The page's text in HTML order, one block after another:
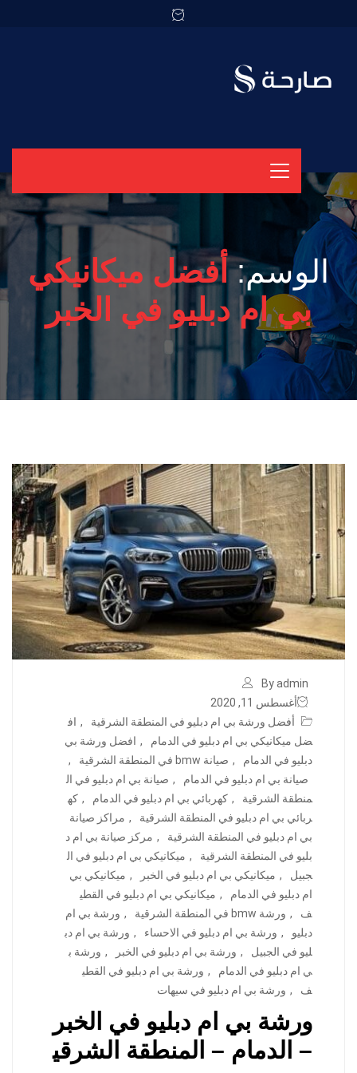
الوسم:أفضل ميكانيكي
بي ام دبليو في الخبر
By admin
أغسطس 11, 2020
أفضل ورشة بي ام دبليو في المنطقة الشرقية
, اف
ضل ميكانيكي بي ام دبليو في الدمام
, افضل ورشة بي
دبليو في الدمام
, صيانة bmw في المنطقة الشرقية
,
صيانة بي ام دبليو في الدمام
, صيانة بي ام دبليو في ال
منطقة الشرقية
, كهربائي بي ام دبليو في الدمام , كه
ربائي بي ام دبليو في المنطقة الشرقية
, مراكز صيانة
بي ام دبليو في المنطقة الشرقية
, مركز صيانة بي ام د
بليو في المنطقة الشرقية
, ميكانيكي بي ام دبليو في ال
جبيل
, ميكانيكي بي ام دبليو في الخبر , ميكانيكي بي
ام دبليو في الدمام
, ميكانيكي بي ام دبليو في القطي
ف
, ورشة bmw في المنطقة الشرقية , ورشة بي ام
دبليو
, ورشة بي ام دبليو في الاحساء , ورشة بي ام دب
ليو في الجبيل
, ورشة بي ام دبليو في الخبر , ورشة ب
ي ام دبليو في الدمام
, ورشة بي ام دبليو في القطي
ف
, ورشة بي ام دبليو في سيهات
ورشة بي ام دبليو في الخبر
– الدمام – المنطقة الشرقي